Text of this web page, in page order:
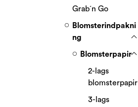
Grab´n Go
Blomsterindpakni
ng
Blomsterpapir
2-lags
blomsterpapir
3-lags